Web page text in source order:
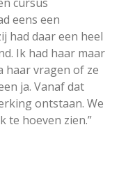
eens een
had daar een heel
Ik had haar maar
haar vragen of ze
ja. Vanaf dat
ontstaan. We
te hoeven zien.”